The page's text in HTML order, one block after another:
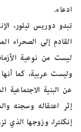
ادعاء.
تبدو دوريس تيلور،
القادم إلى الصحراء
ليست من نوعية
وليست عربية، كما
عن البنية الاجتماعية
إثر اعتقاله وسجنه
إنكلترا، وزوجها